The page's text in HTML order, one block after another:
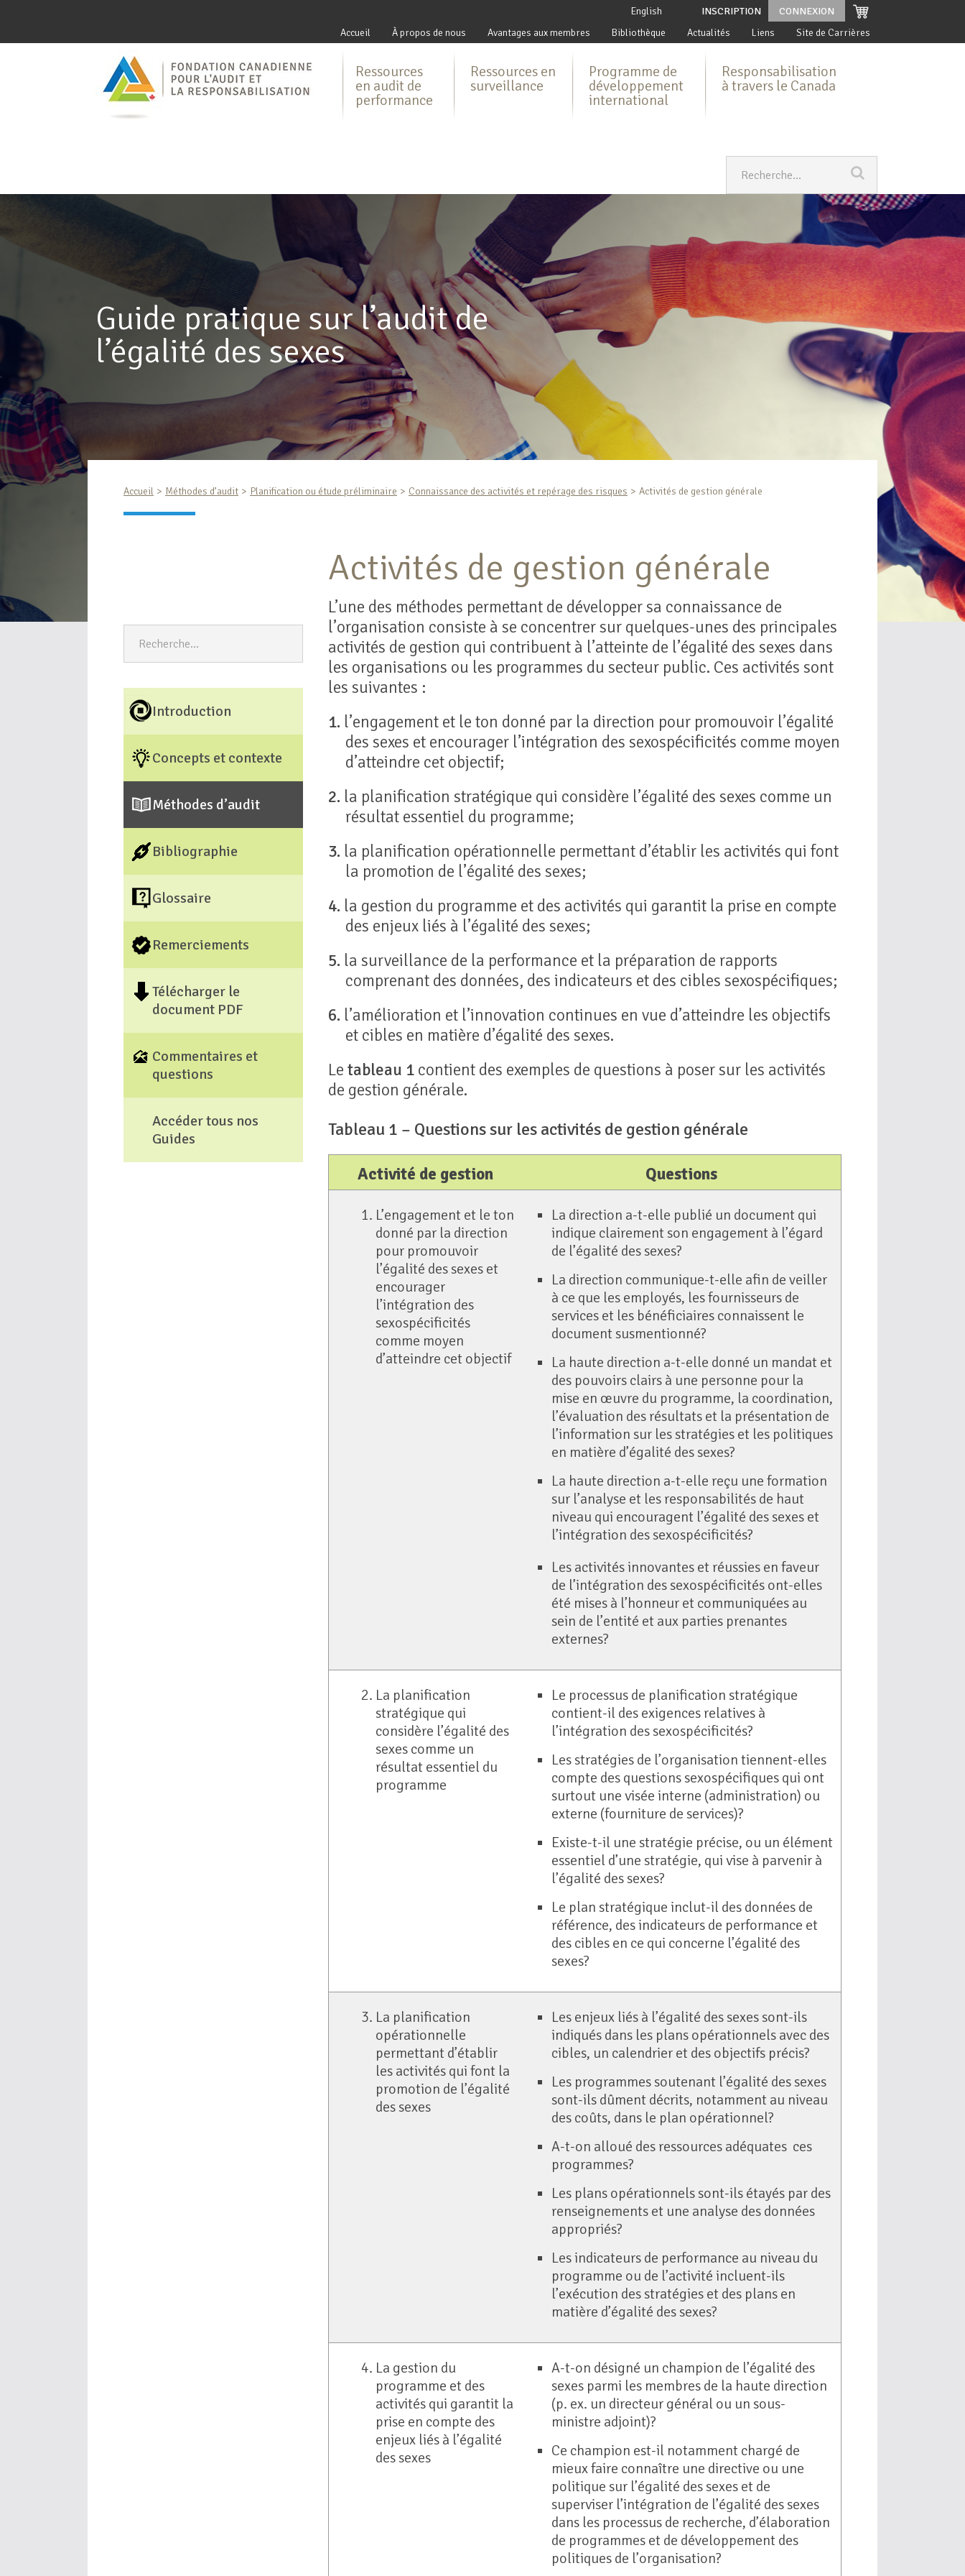
CONNEXION
INSCRIPTION
English
Accueil
À propos de nous Avantages aux membres Bibliothèque Actualités Liens Site de Carrières
Ressources
en audit de
performance
Ressources en
surveillance
Programme de
développement
international
Responsabilisation
à travers le Canada
Guide pratique sur l’audit de
l’égalité des sexes
Accueil Méthodes d’audit Planification ou étude préliminaire Connaissance des activités et repérage des risques Activités de gestion générale
Introduction
Concepts et contexte
Méthodes d’audit
Bibliographie
Glossaire
Remerciements
Télécharger le
document PDF
Commentaires et
questions
Accéder tous nos
Guides
Activités de gestion générale
L’une des méthodes permettant de développer sa connaissance de
l’organisation consiste à se concentrer sur quelques-unes des principales
activités de gestion qui contribuent à l’atteinte de l’égalité des sexes dans
les organisations ou les programmes du secteur public. Ces activités sont
les suivantes :
1. l’engagement et le ton donné par la direction pour promouvoir l’égalité
des sexes et encourager l’intégration des sexospécificités comme moyen
d’atteindre cet objectif;
2. la planification stratégique qui considère l’égalité des sexes comme un
résultat essentiel du programme;
3. la planification opérationnelle permettant d’établir les activités qui font
la promotion de l’égalité des sexes;
4. la gestion du programme et des activités qui garantit la prise en compte
des enjeux liés à l’égalité des sexes;
5. la surveillance de la performance et la préparation de rapports
comprenant des données, des indicateurs et des cibles sexospécifiques;
6. l’amélioration et l’innovation continues en vue d’atteindre les objectifs
et cibles en matière d’égalité des sexes.
Le tableau 1 contient des exemples de questions à poser sur les activités
de gestion générale.
Tableau 1 – Questions sur les activités de gestion générale
Activité de gestion Questions
L’engagement et le ton
donné par la direction
pour promouvoir
l’égalité des sexes et
encourager
l’intégration des
sexospécificités
comme moyen
d’atteindre cet objectif
La direction a-t-elle publié un document qui
indique clairement son engagement à l’égard
de l’égalité des sexes?
La direction communique-t-elle afin de veiller
à ce que les employés, les fournisseurs de
services et les bénéficiaires connaissent le
document susmentionné?
La haute direction a-t-elle donné un mandat et
des pouvoirs clairs à une personne pour la
mise en œuvre du programme, la coordination,
l’évaluation des résultats et la présentation de
l’information sur les stratégies et les politiques
en matière d’égalité des sexes?
La haute direction a-t-elle reçu une formation
sur l’analyse et les responsabilités de haut
niveau qui encouragent l’égalité des sexes et
l’intégration des sexospécificités?
Les activités innovantes et réussies en faveur
de l’intégration des sexospécificités ont-elles
été mises à l’honneur et communiquées au
sein de l’entité et aux parties prenantes
externes?
La planification
stratégique qui
considère l’égalité des
sexes comme un
résultat essentiel du
programme
Le processus de planification stratégique
contient-il des exigences relatives à
l’intégration des sexospécificités?
Les stratégies de l’organisation tiennent-elles
compte des questions sexospécifiques qui ont
surtout une visée interne (administration) ou
externe (fourniture de services)?
Existe-t-il une stratégie précise, ou un élément
essentiel d’une stratégie, qui vise à parvenir à
l’égalité des sexes?
Le plan stratégique inclut-il des données de
référence, des indicateurs de performance et
des cibles en ce qui concerne l’égalité des
sexes?
La planification
opérationnelle
permettant d’établir
les activités qui font la
promotion de l’égalité
des sexes
Les enjeux liés à l’égalité des sexes sont-ils
indiqués dans les plans opérationnels avec des
cibles, un calendrier et des objectifs précis?
Les programmes soutenant l’égalité des sexes
sont-ils dûment décrits, notamment au niveau
des coûts, dans le plan opérationnel?
A-t-on alloué des ressources adéquates ces
programmes?
Les plans opérationnels sont-ils étayés par des
renseignements et une analyse des données
appropriés?
Les indicateurs de performance au niveau du
programme ou de l’activité incluent-ils
l’exécution des stratégies et des plans en
matière d’égalité des sexes?
La gestion du
programme et des
activités qui garantit la
prise en compte des
enjeux liés à l’égalité
des sexes
A-t-on désigné un champion de l’égalité des
sexes parmi les membres de la haute direction
(p. ex. un directeur général ou un sous-
ministre adjoint)?
Ce champion est-il notamment chargé de
mieux faire connaître une directive ou une
politique sur l’égalité des sexes et de
superviser l’intégration de l’égalité des sexes
dans les processus de recherche, d’élaboration
de programmes et de développement des
politiques de l’organisation?